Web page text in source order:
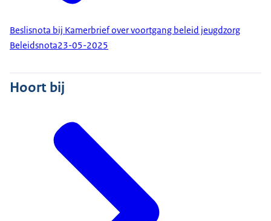
Beslisnota bij Kamerbrief over voortgang beleid jeugdzorg
Beleidsnota23-05-2025
Hoort bij